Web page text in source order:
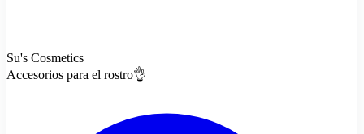
Su's Cosmetics
Accesorios para el rostro👌